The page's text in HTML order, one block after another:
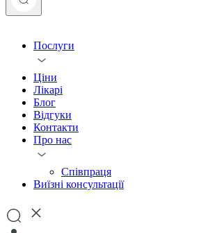
Послуги
Ціни
Лікарі
Блог
Відгуки
Контакти
Про нас
Співпраця
Виїзні консультації